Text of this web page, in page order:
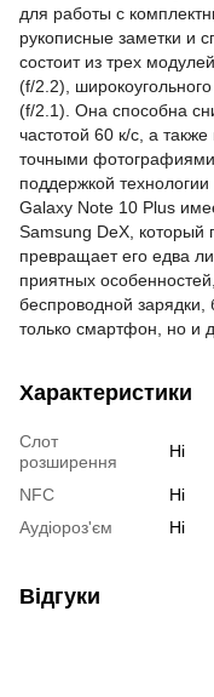
для работы с
рукописные заметки и
состоит из трех
(f/2.2),
(f/2.1). Она способна
частотой 60 к/с, а
точными
поддержкой
Galaxy Note 10 Plus
Samsung DeX, который
превращает его едва
приятных
беспроводной зарядки,
только смартфон, но и
Характеристики
Слот
розширення
Ні
NFC
Ні
Аудіороз'єм
Ні
Відгуки